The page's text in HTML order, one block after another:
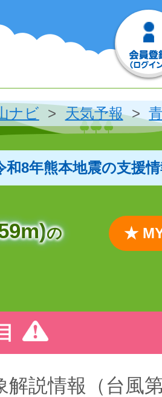
ナビ 天気予報
和8年熊本地震の支援
の
★
解説情報（台風